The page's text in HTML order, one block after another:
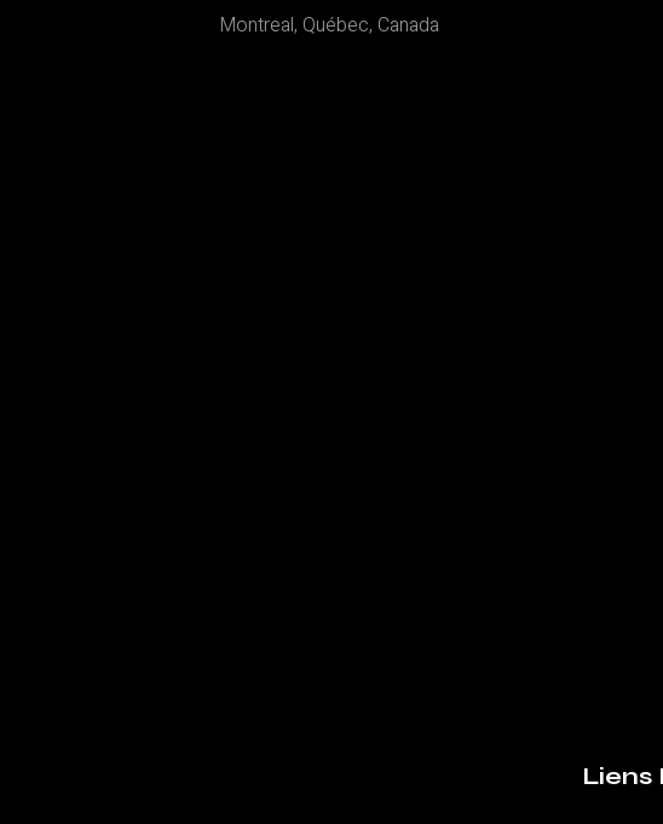
Montreal, Québec, Canada
Liens